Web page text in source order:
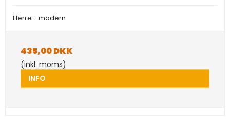
Herre - modern
435,00 DKK
(inkl. moms)
INFO